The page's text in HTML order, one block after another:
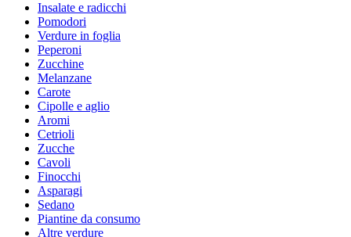
Insalate e radicchi
Pomodori
Verdure in foglia
Peperoni
Zucchine
Melanzane
Carote
Cipolle e aglio
Aromi
Cetrioli
Zucche
Cavoli
Finocchi
Asparagi
Sedano
Piantine da consumo
Altre verdure